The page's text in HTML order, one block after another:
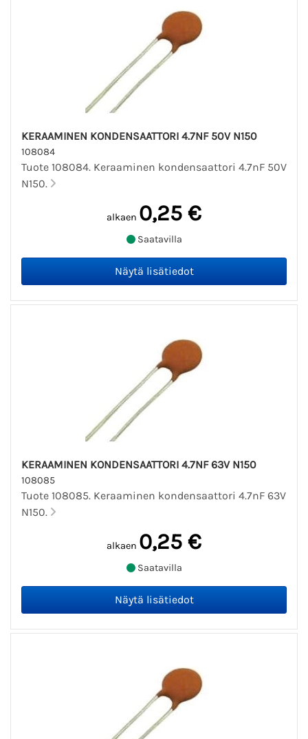
KERAAMINEN KONDENSAATTORI 4.7NF 50V N150
108084
Tuote 108084. Keraaminen kondensaattori 4.7nF 50V
N150.
alkaen 0,25 €
Saatavilla
KERAAMINEN KONDENSAATTORI 4.7NF 63V N150
108085
Tuote 108085. Keraaminen kondensaattori 4.7nF 63V
N150.
alkaen 0,25 €
Saatavilla